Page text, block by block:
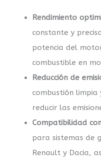
Rendimiento
constante y
potencia del
combustible en
Reducción de
combustión limpia
reducir las
Compatibilidad
para sistemas de
Renault y Dacia,